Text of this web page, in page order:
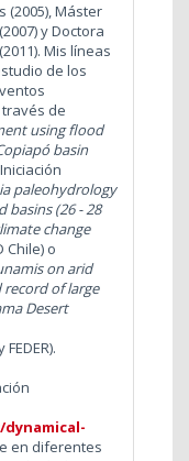
(2005), Máster
y Doctora
Mis líneas
de los
de
using flood
basin
paleohydrology
basins (26 - 28
change
Chile) o
on arid
of large
Desert
en diferentes